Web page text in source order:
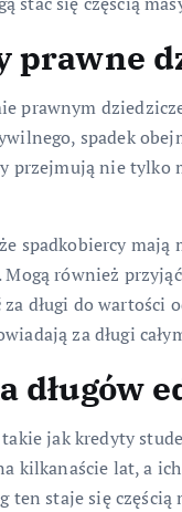
prawne
prawnym
spadek
przejmują nie
spadkobiercy
Mogą również
długi do wartości
za długi
długów
jak kredyty
kilkanaście lat, a
ten staje się